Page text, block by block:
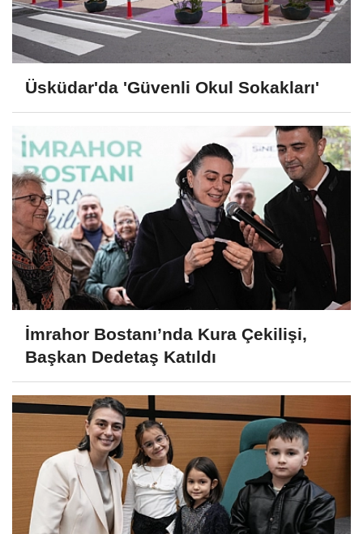
Üsküdar'da 'Güvenli Okul Sokakları'
İmrahor Bostanı’nda Kura Çekilişi,
Başkan Dedetaş Katıldı